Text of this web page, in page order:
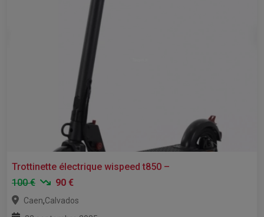
Trottinette électrique wispeed t850 –
100 €
90 €
Caen,Calvados